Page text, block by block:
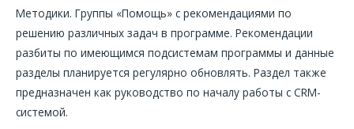
Методики. Группы «Помощь» с рекомендациями по
решению различных задач в программе. Рекомендации
разбиты по имеющимся подсистемам программы и данные
разделы планируется регулярно обновлять. Раздел также
предназначен как руководство по началу работы с CRM-
системой.